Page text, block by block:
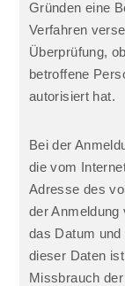
Gründen eine
Verfahren
Überprüfung,
betroffene
autorisiert hat.
Bei der
die vom
Adresse des
der
das Datum und
dieser Daten
Missbrauch